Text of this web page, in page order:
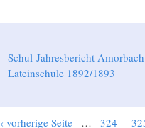
Schul-Jahresbericht Amorbach
Lateinschule 1892/1893
‹ vorherige Seite … 324